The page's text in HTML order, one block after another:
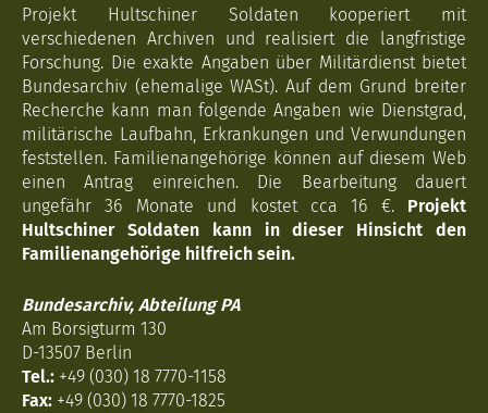
Projekt Hultschiner Soldaten kooperiert mit
verschiedenen Archiven und realisiert die langfristige
Forschung. Die exakte Angaben über Militärdienst bietet
Bundesarchiv (ehemalige WASt). Auf dem Grund breiter
Recherche kann man folgende Angaben wie Dienstgrad,
militärische Laufbahn, Erkrankungen und Verwundungen
feststellen. Familienangehörige können auf diesem Web
einen Antrag einreichen. Die Bearbeitung dauert
ungefähr 36 Monate und kostet cca 16 €. Projekt
Hultschiner Soldaten kann in dieser Hinsicht den
Familienangehörige hilfreich sein.
Bundesarchiv, Abteilung PA
Am Borsigturm 130
D-13507 Berlin
Tel.: +49 (030) 18 7770-1158
Fax: +49 (030) 18 7770-1825